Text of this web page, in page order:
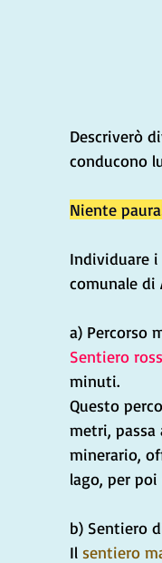
Descriverò
conducono
Niente
Individuare
comunale di
a) Percorso
Sentiero
minuti.
Questo
metri,
minerario,
lago, per
b) Sentiero
Il sentiero